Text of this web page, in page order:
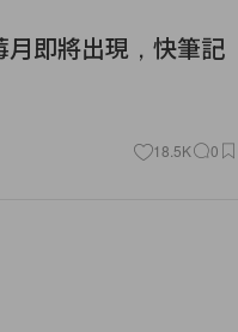
即將出現，快筆記
18.5K 0